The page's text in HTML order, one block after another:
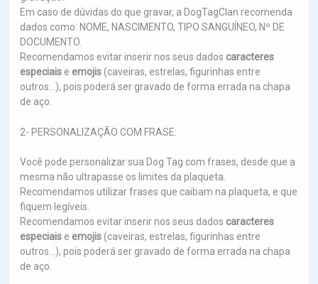
Em caso de dúvidas do que gravar, a DogTagClan recomenda
dados como: NOME, NASCIMENTO, TIPO SANGUÍNEO, Nº DE
DOCUMENTO.
Recomendamos evitar inserir nos seus dados caracteres
especiais e emojis(caveiras, estrelas, figurinhas entre
outros...), pois poderá ser gravado de forma errada na chapa
de aço.
2- PERSONALIZAÇÃO COM FRASE:
Você pode personalizar sua Dog Tag com frases, desde que a
mesma não ultrapasse os limites da plaqueta.
Recomendamos utilizar frases que caibam na plaqueta, e que
fiquem legíveis.
Recomendamos evitar inserir nos seus dados caracteres
especiais e emojis(caveiras, estrelas, figurinhas entre
outros...), pois poderá ser gravado de forma errada na chapa
de aço.